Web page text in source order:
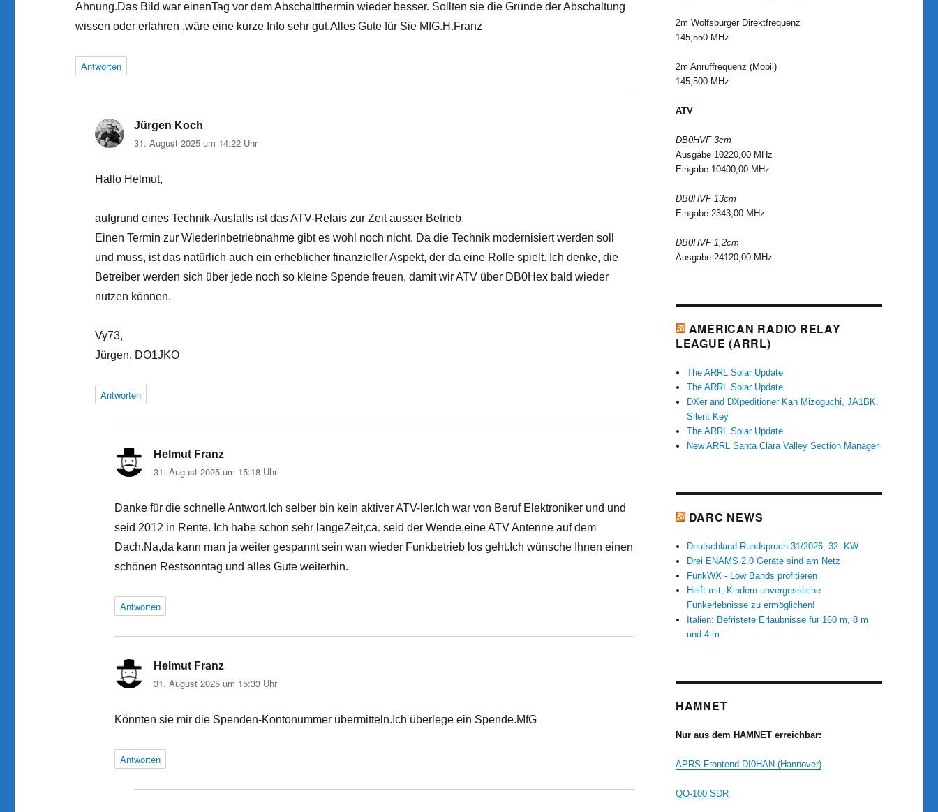
Ahnung.Das Bild war einenTag vor dem Abschaltthermin wieder besser. Sollten sie die Gründe der Abschaltung
wissen oder erfahren ,wäre eine kurze Info sehr gut.Alles Gute für Sie MfG.H.Franz
Antworten
Jürgen Koch
31. August 2025 um 14:22 Uhr
Hallo Helmut,
aufgrund eines Technik-Ausfalls ist das ATV-Relais zur Zeit ausser Betrieb.
Einen Termin zur Wiederinbetriebnahme gibt es wohl noch nicht. Da die Technik modernisiert werden soll
und muss, ist das natürlich auch ein erheblicher finanzieller Aspekt, der da eine Rolle spielt. Ich denke, die
Betreiber werden sich über jede noch so kleine Spende freuen, damit wir ATV über DB0Hex bald wieder
nutzen können.
Vy73,
Jürgen, DO1JKO
Antworten
Helmut Franz
31. August 2025 um 15:18 Uhr
Danke für die schnelle Antwort.Ich selber bin kein aktiver ATV-ler.Ich war von Beruf Elektroniker und und
seid 2012 in Rente. Ich habe schon sehr langeZeit,ca. seid der Wende,eine ATV Antenne auf dem
Dach.Na,da kann man ja weiter gespannt sein wan wieder Funkbetrieb los geht.Ich wünsche Ihnen einen
schönen Restsonntag und alles Gute weiterhin.
Antworten
Helmut Franz
31. August 2025 um 15:33 Uhr
Könnten sie mir die Spenden-Kontonummer übermitteln.Ich überlege ein Spende.MfG
Antworten
2m Wolfsburger Direktfrequenz
145,550 MHz
2m Anruffrequenz (Mobil)
145,500 MHz
ATV
DB0HVF 3cm
Ausgabe 10220,00 MHz
Eingabe 10400,00 MHz
DB0HVF 13cm
Eingabe 2343,00 MHz
DB0HVF 1,2cm
Ausgabe 24120,00 MHz
AMERICAN RADIO RELAY
LEAGUE (ARRL)
The ARRL Solar Update
The ARRL Solar Update
DXer and DXpeditioner Kan Mizoguchi, JA1BK,
Silent Key
The ARRL Solar Update
New ARRL Santa Clara Valley Section Manager
DARC NEWS
Deutschland-Rundspruch 31/2026, 32. KW
Drei ENAMS 2.0 Geräte sind am Netz
FunkWX - Low Bands profitieren
Helft mit, Kindern unvergessliche
Funkerlebnisse zu ermöglichen!
Italien: Befristete Erlaubnisse für 160 m, 8 m
und 4 m
HAMNET
Nur aus dem HAMNET erreichbar:
APRS-Frontend DI0HAN (Hannover)
QO-100 SDR